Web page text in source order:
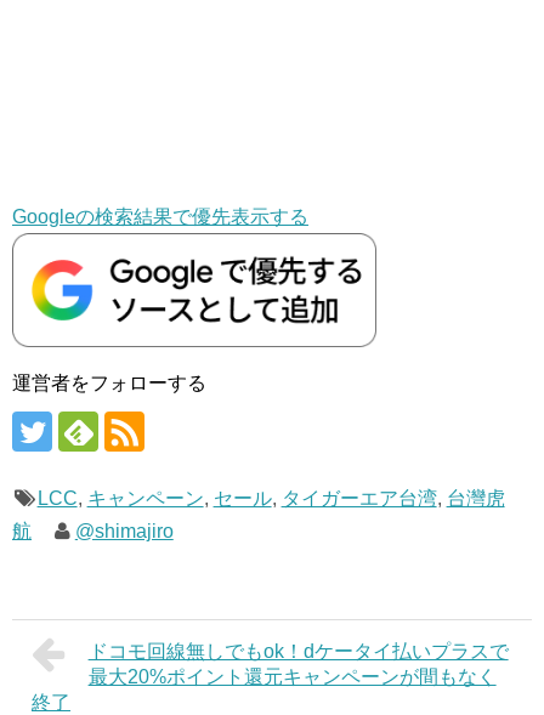
Googleの検索結果で優先表示する
運営者をフォローする
LCC, キャンペーン, セール, タイガーエア台湾, 台灣虎
航
@shimajiro
ドコモ回線無しでもok！dケータイ払いプラスで
最大20%ポイント還元キャンペーンが間もなく
終了